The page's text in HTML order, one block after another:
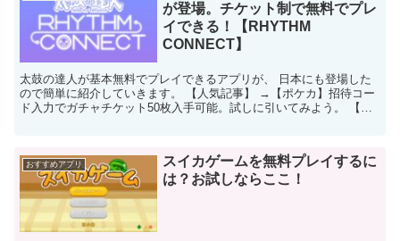
が登場。チケット制で無料でプレ
イできる！【RHYTHM
CONNECT】
太鼓の達人が基本無料でプレイできるアプリが、 日本にも登場した
ので簡単に紹介していきます。 【人気記事】 →【ポケカ】招待コー
ド入力でガチャチケット50枚入手可能。試しに引いてみよう。 【人
おすすめアプリ
スイカゲームを無料プレイするに
は？お試しならここ！